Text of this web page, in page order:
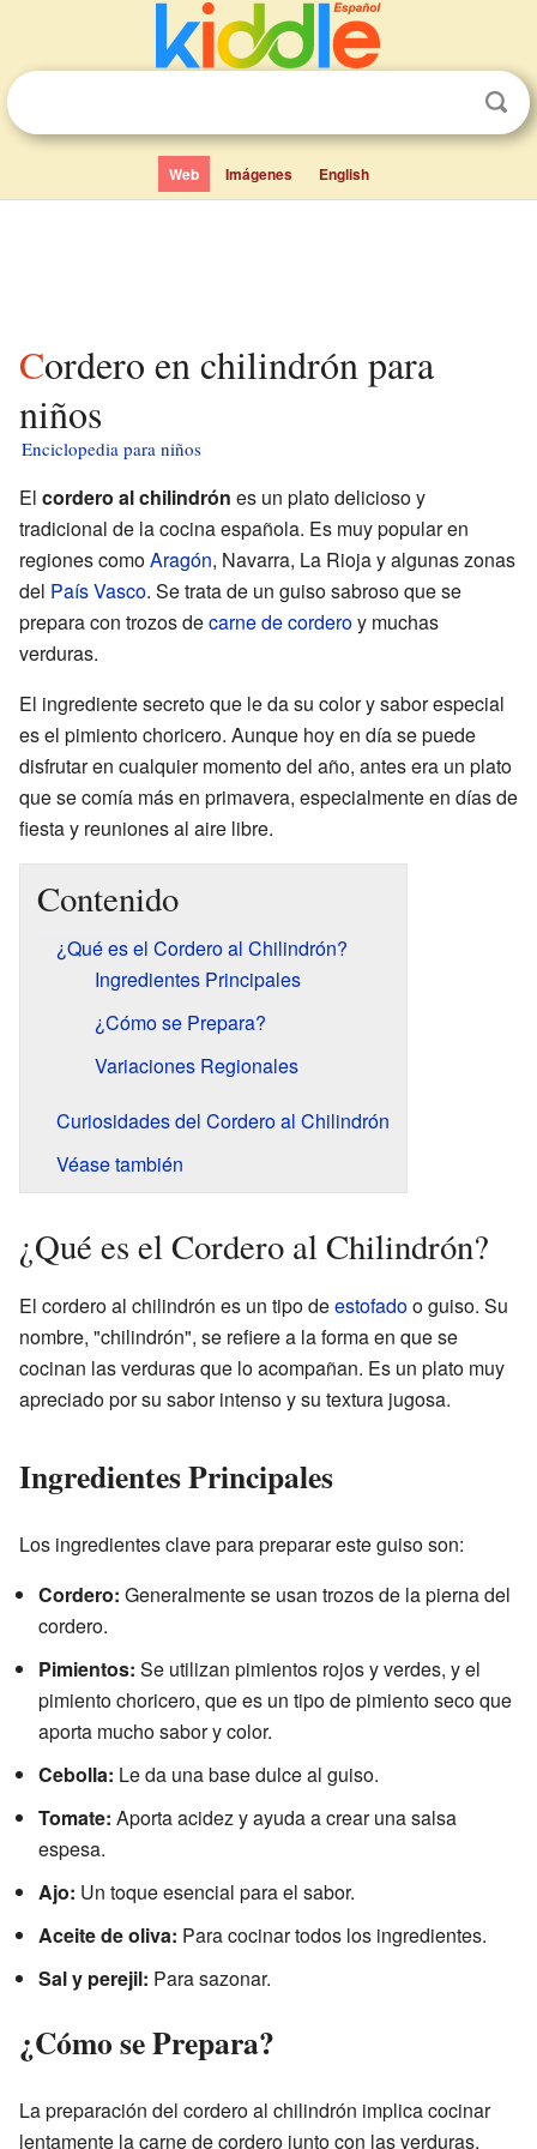
Web Imágenes English
Cordero en chilindrón para
niños
Enciclopedia para niños
El cordero al chilindrón es un plato delicioso y
tradicional de la cocina española. Es muy popular en
regiones comoAragón, Navarra, La Rioja y algunas zonas
del País Vasco. Se trata de un guiso sabroso que se
prepara con trozos decarne de corderoy muchas
verduras.
El ingrediente secreto que le da su color y sabor especial
es el pimiento choricero. Aunque hoy en día se puede
disfrutar en cualquier momento del año, antes era un plato
que se comía más en primavera, especialmente en días de
fiesta y reuniones al aire libre.
Contenido
¿Qué es el Cordero al Chilindrón?
Ingredientes Principales
¿Cómo se Prepara?
Variaciones Regionales
Curiosidades del Cordero al Chilindrón
Véase también
¿Qué es el Cordero al Chilindrón?
El cordero al chilindrón es un tipo deestofadoo guiso. Su
nombre, "chilindrón", se refiere a la forma en que se
cocinan las verduras que lo acompañan. Es un plato muy
apreciado por su sabor intenso y su textura jugosa.
Ingredientes Principales
Los ingredientes clave para preparar este guiso son:
Cordero: Generalmente se usan trozos de la pierna del
cordero.
Pimientos: Se utilizan pimientos rojos y verdes, y el
pimiento choricero, que es un tipo de pimiento seco que
aporta mucho sabor y color.
Cebolla: Le da una base dulce al guiso.
Tomate: Aporta acidez y ayuda a crear una salsa
espesa.
Ajo: Un toque esencial para el sabor.
Aceite de oliva: Para cocinar todos los ingredientes.
Sal y perejil: Para sazonar.
¿Cómo se Prepara?
La preparación del cordero al chilindrón implica cocinar
lentamente la carne de cordero junto con las verduras.